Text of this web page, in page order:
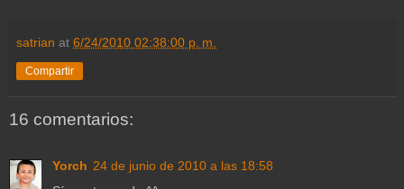
satrian at 6/24/2010 02:38:00 p. m.
Compartir
16 comentarios:
Yorch 24 de junio de 2010 a las 18:58